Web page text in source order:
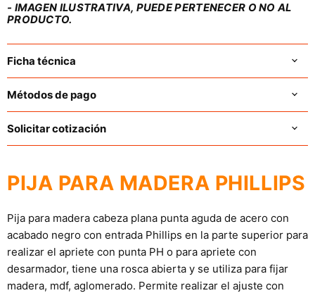
- IMAGEN ILUSTRATIVA, PUEDE PERTENECER O NO AL
PRODUCTO.
Ficha técnica
Métodos de pago
Solicitar cotización
PIJA PARA MADERA PHILLIPS
Pija para madera cabeza plana punta aguda de acero con
acabado negro con entrada Phillips en la parte superior para
realizar el apriete con punta PH o para apriete con
desarmador, tiene una rosca abierta y se utiliza para fijar
madera, mdf, aglomerado. Permite realizar el ajuste con